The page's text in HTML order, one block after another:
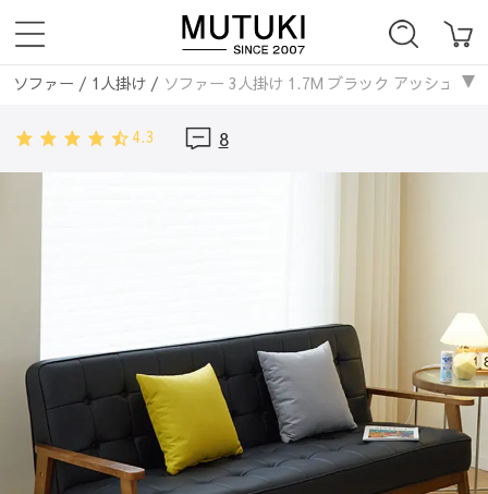
ソファー / 1人掛け/ ソファー 3人掛け 1.7M ブラック アッシュ材
ソファー/3人掛け/
ソファー 3人掛け 1.7M ブラック アッシュ
ソファー
ソファー 3人掛け 1.7M ブラッ
4.3 8